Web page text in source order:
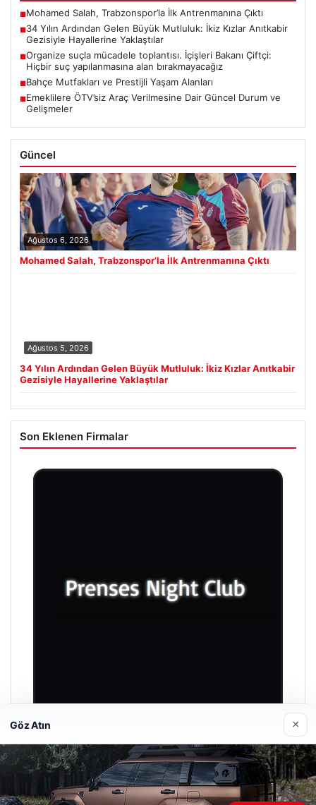
■Mohamed Salah, Trabzonspor’la İlk Antrenmanına Çıktı
■34 Yılın Ardından Gelen Büyük Mutluluk: İkiz Kızlar Anıtkabir
Gezisiyle Hayallerine Yaklaştılar
■Organize suçla mücadele toplantısı. İçişleri Bakanı Çiftçi:
Hiçbir suç yapılanmasına alan bırakmayacağız
■Bahçe Mutfakları ve Prestijli Yaşam Alanları
■Emeklilere ÖTV’siz Araç Verilmesine Dair Güncel Durum ve
Gelişmeler
Güncel
Ağustos 6, 2026
Mohamed Salah, Trabzonspor’la İlk Antrenmanına Çıktı
Ağustos 5, 2026
34 Yılın Ardından Gelen Büyük Mutluluk: İkiz Kızlar Anıtkabir
Gezisiyle Hayallerine Yaklaştılar
Son Eklenen Firmalar
Prenses Night Club
Nisan 29, 2026
Göz Atın ×